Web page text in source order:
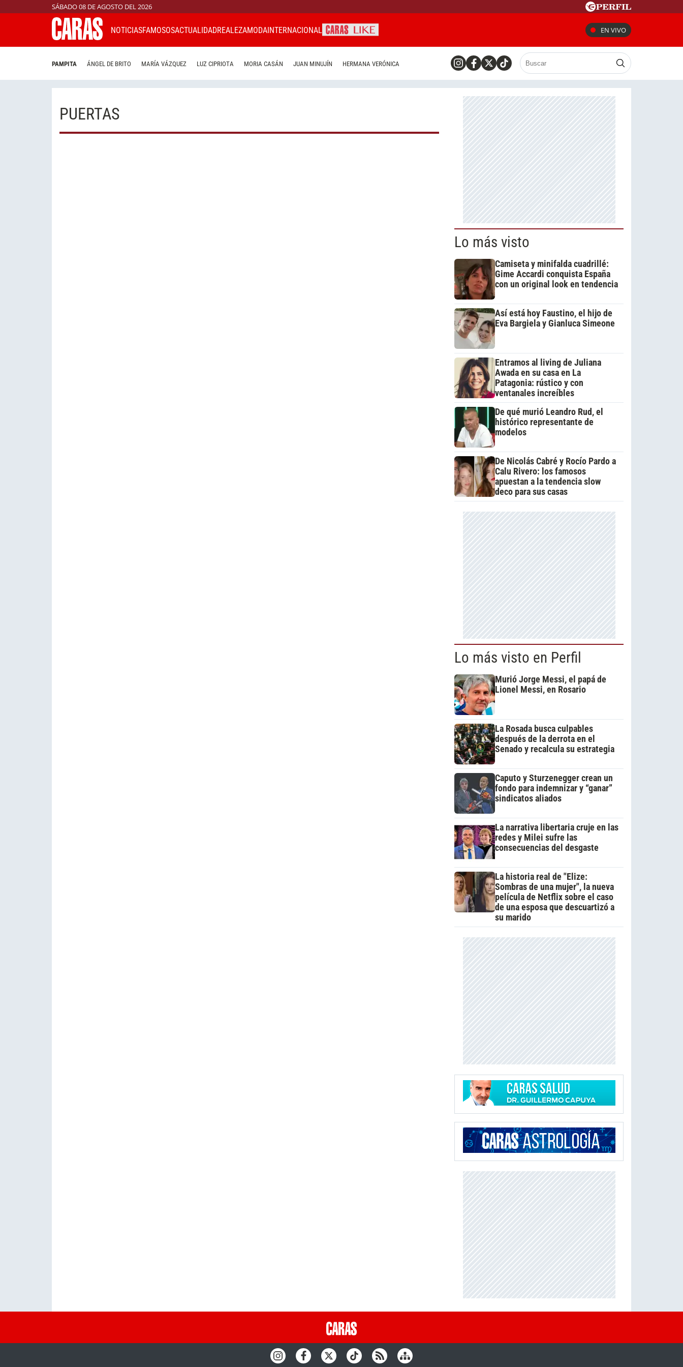
SÁBADO 08 DE AGOSTO DEL 2026
NOTICIASFAMOSOSACTUALIDADREALEZAMODAINTERNACIONAL EN VIVO
PAMPITA ÁNGEL DE BRITO MARÍA VÁZQUEZ LUZ CIPRIOTA MORIA CASÁN JUAN MINUJÍN HERMANA VERÓNICA
PUERTAS
Lo más visto
Camiseta y minifalda cuadrillé:
Gime Accardi conquista España
con un original look en tendencia
Así está hoy Faustino, el hijo de
Eva Bargiela y Gianluca Simeone
Entramos al living de Juliana
Awada en su casa en La
Patagonia: rústico y con
ventanales increíbles
De qué murió Leandro Rud, el
histórico representante de
modelos
De Nicolás Cabré y Rocío Pardo a
Calu Rivero: los famosos
apuestan a la tendencia slow
deco para sus casas
Lo más visto en Perfil
Murió Jorge Messi, el papá de
Lionel Messi, en Rosario
La Rosada busca culpables
después de la derrota en el
Senado y recalcula su estrategia
Caputo y Sturzenegger crean un
fondo para indemnizar y “ganar”
sindicatos aliados
La narrativa libertaria cruje en las
redes y Milei sufre las
consecuencias del desgaste
La historia real de "Elize:
Sombras de una mujer", la nueva
película de Netflix sobre el caso
de una esposa que descuartizó a
su marido